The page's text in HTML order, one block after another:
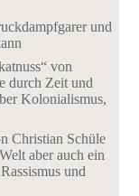
und
von
durch Zeit und
Kolonialismus,
Christian Schüle
aber auch ein
und